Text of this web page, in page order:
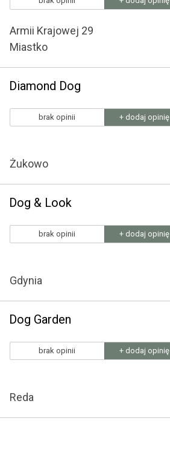
Armii Krajowej 29
Miastko
Diamond Dog
brak opinii + dodaj opinię
Żukowo
Dog & Look
brak opinii + dodaj opinię
Gdynia
Dog Garden
brak opinii + dodaj opinię
Reda